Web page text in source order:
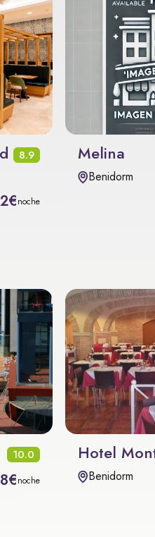
8.9
noche
Melina
Benidorm
10.0
noche
Hotel
Benidorm